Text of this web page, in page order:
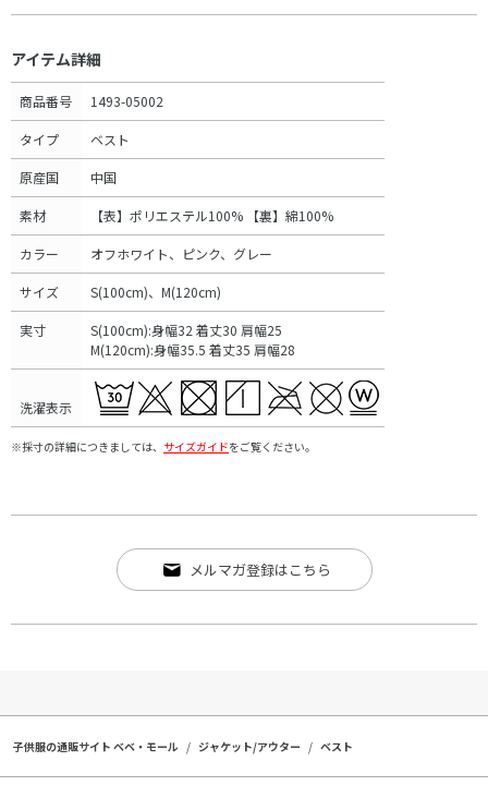
アイテム詳細
商品番号 1493-05002
タイプ ベスト
原産国 中国
素材 【表】ポリエステル100% 【裏】綿100%
カラー オフホワイト、ピンク、グレー
サイズ S(100cm)、M(120cm)
実寸
S(100cm):身幅32 着丈30 肩幅25
M(120cm):身幅35.5 着丈35 肩幅28
洗濯表示
※採寸の詳細につきましては、 サイズガイドをご覧ください。
メルマガ登録はこちら
子供服の通販サイト ベベ・モール ジャケット/アウター ベスト